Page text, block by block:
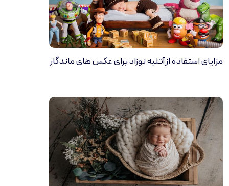
مزایای استفاده از آتلیه نوزاد برای عکس های ماندگار